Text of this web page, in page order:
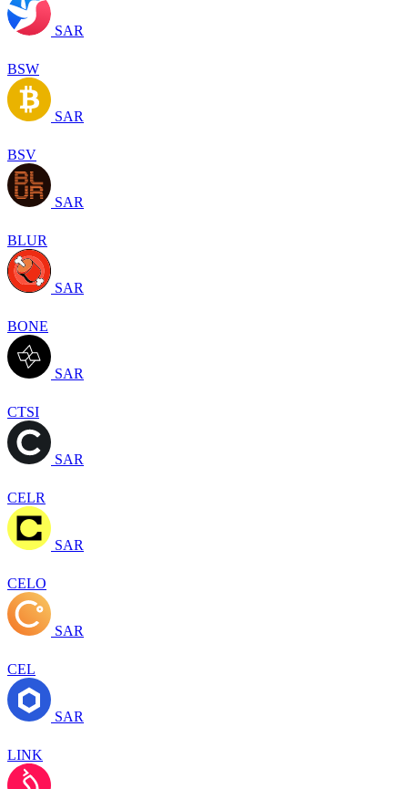
SAR
BSW
SAR
BSV
SAR
BLUR
SAR
BONE
SAR
CTSI
SAR
CELR
SAR
CELO
SAR
CEL
SAR
LINK